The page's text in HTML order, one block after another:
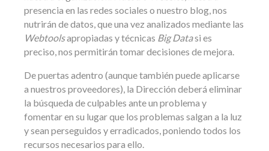
presencia en las redes sociales o nuestro blog, nos
nutrirán de datos, que una vez analizados mediante las
Webtoolsapropiadas y técnicas Big Datasi es
preciso, nos permitirán tomar decisiones de mejora.
De puertas adentro (aunque también puede aplicarse
a nuestros proveedores), la Dirección deberá eliminar
la búsqueda de culpables ante un problema y
fomentar en su lugar que los problemas salgan a la luz
y sean perseguidos y erradicados, poniendo todos los
recursos necesarios para ello.